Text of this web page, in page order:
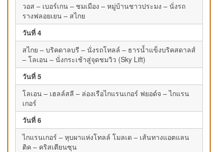
วอส – เบอร์เกน – ชมเมือง – หมู่บ้านชาวประมง – นั่งรถ
รางฟลอยเยน – สไกย
วันที่ 4
สไกย – บริคดาลบรี – นั่งรถโทลล์ – ธารน้ำแข็งบริคสดาลส์
– โลเอน – นั่งกระเช้าสู่จุดชมวิว (Sky Lift)
วันที่ 5
โลเอน – เฮลล์สลี – ล่องเรือไกแรนเกอร์ ฟยอด์จ – ไกแรน
เกอร์
วันที่ 6
ไกแรนเกอร์ – หุบผาแห่งโทลล์ โมลเด – เส้นทางแอตแลน
ติค – คริสเตียนซุน